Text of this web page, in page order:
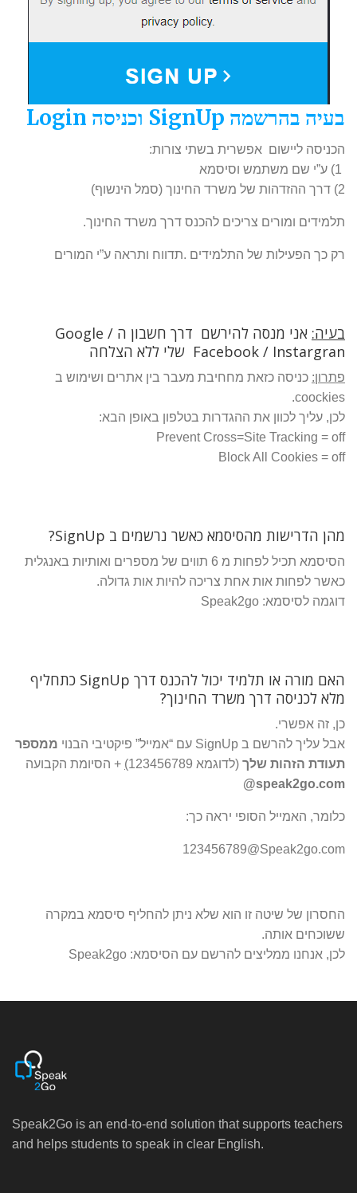
בעיה בהרשמה SignUp וכניסה Login
הכניסה ליישום אפשרית בשתי צורות:
2) דרך ההזדהות של משרד החינוך (סמל הינשוף)
תלמידים ומורים צריכים להכנס דרך משרד החינוך.
רק כך הפעילות של התלמידים .תדווח ותראה ע”י המורים
בעיה:
אני מנסה להירשם דרך חשבון ה Google /
Facebook / Instargran שלי
ללא הצלחה
פתרון: כניסה כזאת מחחיבת מעבר בין אתרים ושימוש ב
coockies.
לכן, עליך לכוון את ההגדרות בטלפון באופן הבא:
Prevent Cross=Site Tracking = off
Block All Cookies = off
מהן הדרישות מהסיסמא כאשר נרשמים ב SignUp?
הסיסמא תכיל לפחות מ 6 תווים של מספרים ואותיות באנגלית
כאשר לפחות אות אחת צריכה להיות אות גדולה.
דוגמה לסיסמא: Speak2go
האם מורה או תלמיד יכול להכנס דרך SignUp כתחליף
מלא לכניסה דרך משרד החינוך?
כן, זה אפשרי.
אבל עליך להרשם ב SignUp עם “אמייל” פיקטיבי הבנוי
ממספר
תעודת הזהות שלך (לדוגמא 123456789 ) + הסיומת הקבועה
speak2go.com@
כלומר, האמייל הסופי יראה כך:
123456789@Speak2go.com
החסרון של שיטה זו הוא שלא ניתן להחליף סיסמא במקרה
ששוכחים אותה.
לכן, אנחנו ממליצים להרשם עם הסיסמא: Speak2go
Speak2Go is an end-to-end solution that supports teachers
and helps students to speak in clear English.